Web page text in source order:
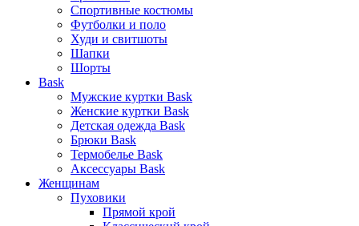
Спортивные костюмы
Футболки и поло
Худи и свитшоты
Шапки
Шорты
Bask
Мужские куртки Bask
Женские куртки Bask
Детская одежда Bask
Брюки Bask
Термобелье Bask
Аксессуары Bask
Женщинам
Пуховики
Прямой крой